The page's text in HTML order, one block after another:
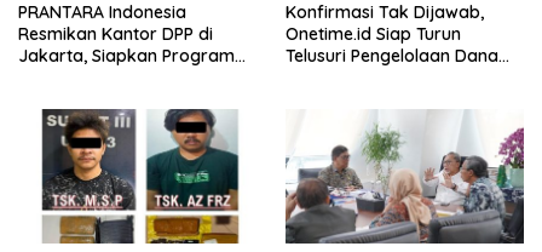
PRANTARA Indonesia
Resmikan Kantor DPP di
Jakarta, Siapkan Program
Konfirmasi Tak Dijawab,
Onetime.id Siap Turun
Telusuri Pengelolaan Dana